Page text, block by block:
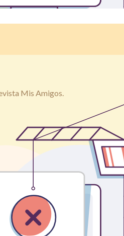
Mis Amigos.